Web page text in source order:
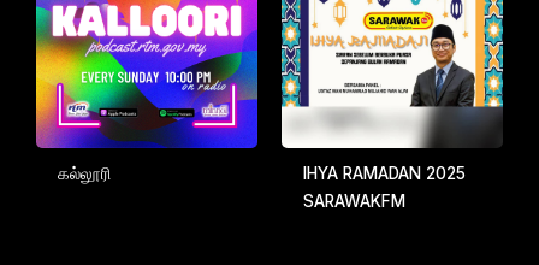
கல்லூரி
IHYA RAMADAN 2025
SARAWAKFM